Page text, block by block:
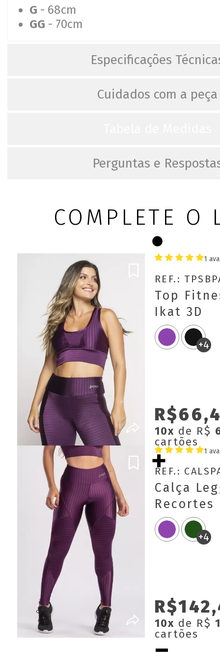
G - 68cm
GG - 70cm
Especificações
Cuidados com a peça
Perguntas e
COMPLETE O
1
REF.:
+4
Top
Ikat 3D
10x de R$
cartões
1
REF.:
+4
Calça
Recortes
10x de R$
cartões